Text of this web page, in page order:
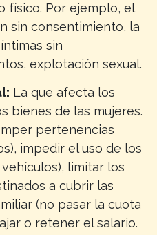
físico. Por ejemplo, el
sin consentimiento, la
sin
explotación sexual.
La que afecta los
bienes de las mujeres.
pertenencias
impedir el uso de los
limitar los
a cubrir las
(no pasar la cuota
o retener el salario.